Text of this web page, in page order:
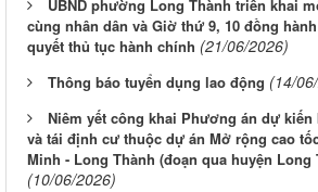
UBND phường Long Thành triển khai
cùng nhân dân và Giờ thứ 9, 10 đồng
quyết thủ tục hành chính (21/06/2026)
Thông báo tuyển dụng lao động (14/
Niêm yết công khai Phương án dự
và tái định cư thuộc dự án Mở rộng cao
Minh - Long Thành (đoạn qua huyện Long
(10/06/2026)